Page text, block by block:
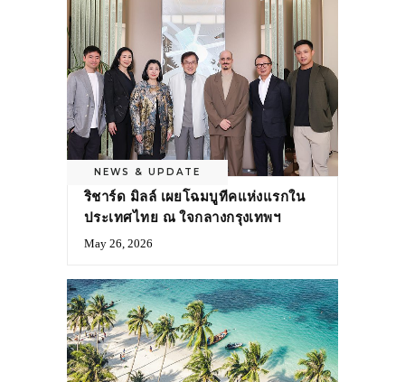
NEWS & UPDATE
ริชาร์ด มิลล์ เผยโฉมบูทีคแห่งแรกใน
ประเทศไทย ณ ใจกลางกรุงเทพฯ
May 26, 2026